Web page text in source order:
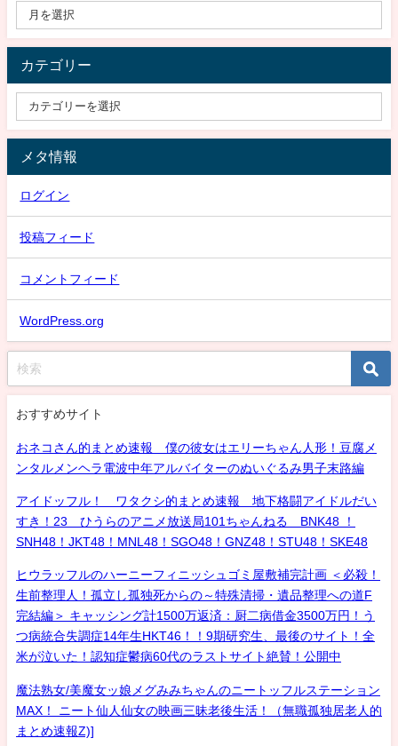
カテゴリー
メタ情報
ログイン
投稿フィード
コメントフィード
WordPress.org
おすすめサイト
おネコさん的まとめ速報 僕の彼女はエリーちゃん人形！豆腐メ
ンタルメンヘラ電波中年アルバイターのぬいぐるみ男子末路編
アイドッフル！ ワタクシ的まとめ速報 地下格闘アイドルだい
すき！23 ひうらのアニメ放送局101ちゃんねる BNK48 ！
SNH48！JKT48！MNL48！SGO48！GNZ48！STU48！SKE48
ヒウラッフルのハーニーフィニッシュゴミ屋敷補完計画 ＜必殺！
生前整理人！孤立し孤独死からの～特殊清掃・遺品整理への道F
完結編＞ キャッシング計1500万返済：厨二病借金3500万円！う
つ病統合失調症14年生HKT46！！9期研究生、最後のサイト！全
米が泣いた！認知症鬱病60代のラストサイト絶賛！公開中
魔法熟女/美魔女ッ娘メグみみちゃんのニートッフルステーション
MAX！ ニート仙人仙女の映画三昧老後生活！（無職孤独居老人的
まとめ速報Z)]